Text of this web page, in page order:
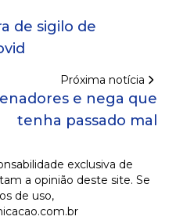
de sigilo de
Próxima notícia
e nega que
tenha passado mal
exclusiva de
a opinião deste site. Se
de uso,